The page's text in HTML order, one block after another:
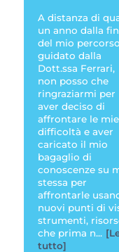
A distanza di
un anno dalla
del mio
guidato dalla
Dott.ssa Ferrari,
non posso che
ringraziarmi per
aver deciso di
affrontare le mie
difficoltà e aver
caricato il mio
bagaglio di
conoscenze su
stessa per
affrontarle
nuovi punti di
strumenti,
che prima n...
tutto]